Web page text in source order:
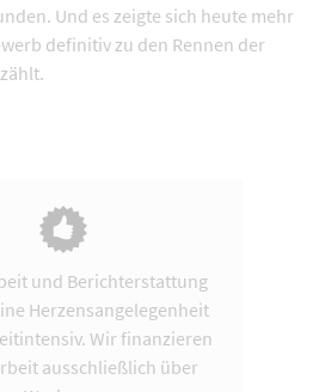
Und es zeigte sich heute mehr
definitiv zu den Rennen der
und Berichterstattung
Herzensangelegenheit
Wir finanzieren
ausschließlich über